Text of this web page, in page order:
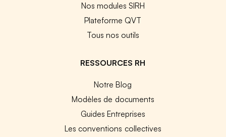
Nos modules SIRH
Plateforme QVT
Tous nos outils
RESSOURCES RH
Notre Blog
Modèles de documents
Guides Entreprises
Les conventions collectives